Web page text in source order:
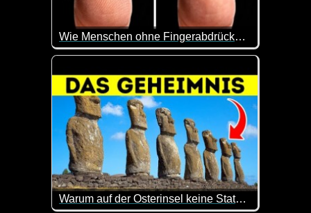
Wie Menschen ohne Fingerabdrücke im Leben klarkommen
Was man alles für Probleme haben kann, wenn
Warum auf der Osterinsel keine Statuen mehr errichtet wurden